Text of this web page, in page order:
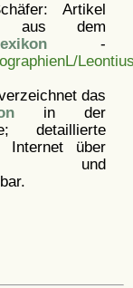
Artikel
aus dem
-
das
in der
detaillierte
Internet über